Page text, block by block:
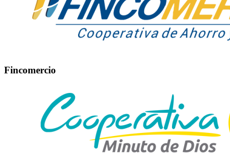
Fincomercio